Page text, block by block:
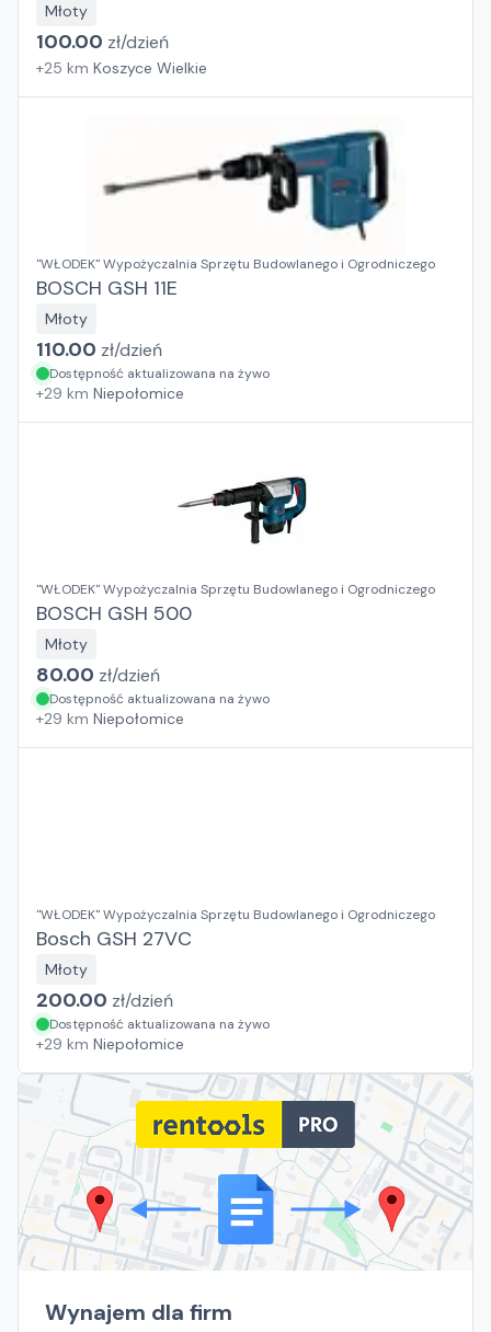
Młoty
100.00 zł/dzień
+25 km Koszyce Wielkie
"WŁODEK" Wypożyczalnia Sprzętu Budowlanego i Ogrodniczego
BOSCH GSH 11E
Młoty
110.00 zł/dzień
Dostępność aktualizowana na żywo
+29 km Niepołomice
"WŁODEK" Wypożyczalnia Sprzętu Budowlanego i Ogrodniczego
BOSCH GSH 500
Młoty
80.00 zł/dzień
Dostępność aktualizowana na żywo
+29 km Niepołomice
"WŁODEK" Wypożyczalnia Sprzętu Budowlanego i Ogrodniczego
Bosch GSH 27VC
Młoty
200.00 zł/dzień
Dostępność aktualizowana na żywo
+29 km Niepołomice
Wynajem dla firm